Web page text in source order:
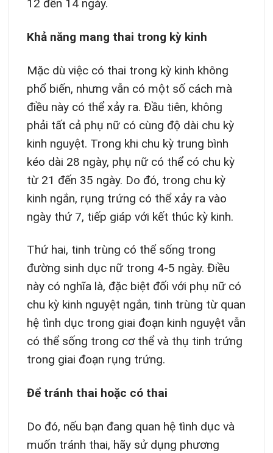
12 đến 14 ngày.
Khả năng mang thai trong kỳ kinh
Mặc dù việc có thai trong kỳ kinh không
phổ biến, nhưng vẫn có một số cách mà
điều này có thể xảy ra. Đầu tiên, không
phải tất cả phụ nữ có cùng độ dài chu kỳ
kinh nguyệt. Trong khi chu kỳ trung bình
kéo dài 28 ngày, phụ nữ có thể có chu kỳ
từ 21 đến 35 ngày. Do đó, trong chu kỳ
kinh ngắn, rụng trứng có thể xảy ra vào
ngày thứ 7, tiếp giáp với kết thúc kỳ kinh.
Thứ hai, tinh trùng có thể sống trong
đường sinh dục nữ trong 4-5 ngày. Điều
này có nghĩa là, đặc biệt đối với phụ nữ có
chu kỳ kinh nguyệt ngắn, tinh trùng từ quan
hệ tình dục trong giai đoạn kinh nguyệt vẫn
có thể sống trong cơ thể và thụ tinh trứng
trong giai đoạn rụng trứng.
Để tránh thai hoặc có thai
Do đó, nếu bạn đang quan hệ tình dục và
muốn tránh thai, hãy sử dụng phương